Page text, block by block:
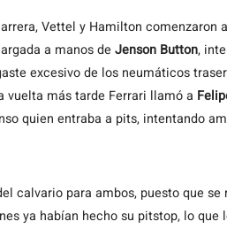
Vettel y Hamilton comenzaron
a manos de Jenson Button,
excesivo de los neumáticos
vuelta más tarde Ferrari llamó a
quien entraba a pits, intentando
calvario para ambos, puesto que
ya habían hecho su pitstop, lo